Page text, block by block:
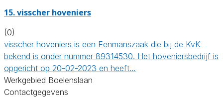
15.visscher hoveniers
(0)
visscher hoveniers is een Eenmanszaak die bij de KvK
bekend is onder nummer 89314530. Het hoveniersbedrijf is
opgericht op 20-02-2023 en heeft…
Werkgebied Boelenslaan
Contactgegevens